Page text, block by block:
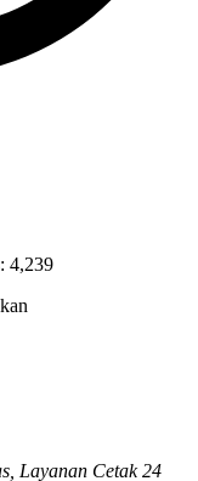
4,239
Layanan Cetak 24